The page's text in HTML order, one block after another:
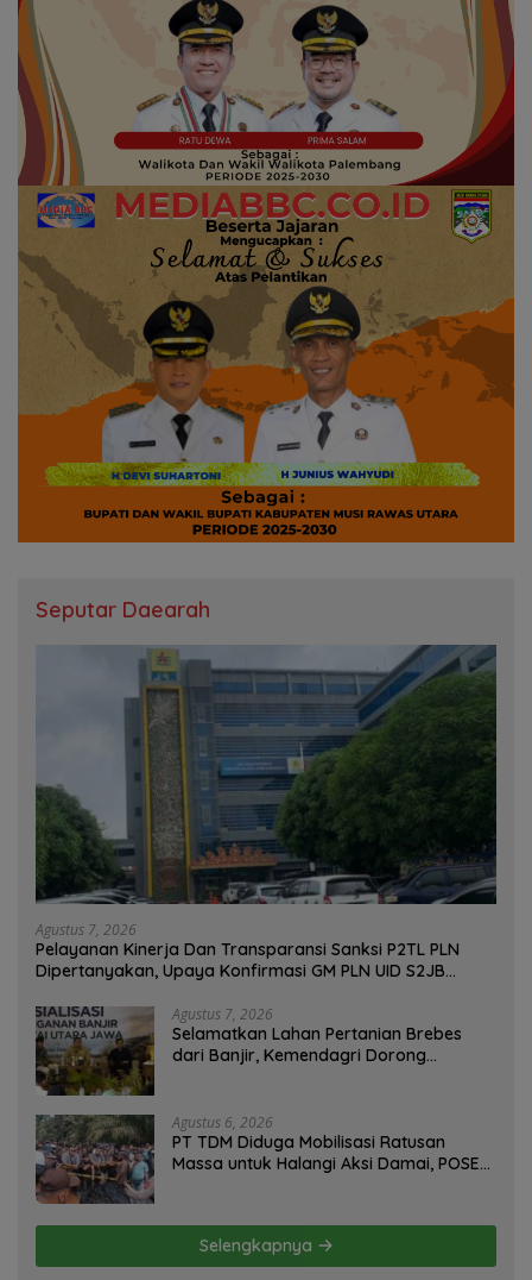
Seputar Daearah
Agustus 7, 2026
Pelayanan Kinerja Dan Transparansi Sanksi P2TL PLN
Dipertanyakan, Upaya Konfirmasi GM PLN UID S2JB
Agustus 7, 2026
Selamatkan Lahan Pertanian Brebes
dari Banjir, Kemendagri Dorong
Agustus 6, 2026
PT TDM Diduga Mobilisasi Ratusan
Massa untuk Halangi Aksi Damai, POSE
Selengkapnya